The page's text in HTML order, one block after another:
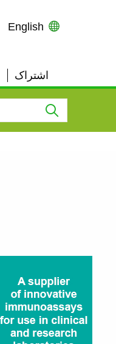
English
اشتراک